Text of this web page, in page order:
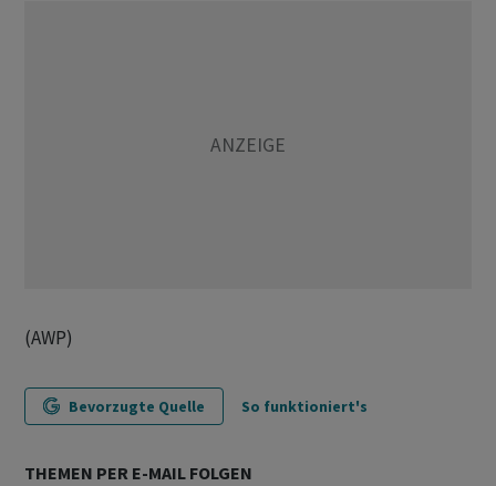
(AWP)
Bevorzugte Quelle So funktioniert's
THEMEN PER E-MAIL FOLGEN